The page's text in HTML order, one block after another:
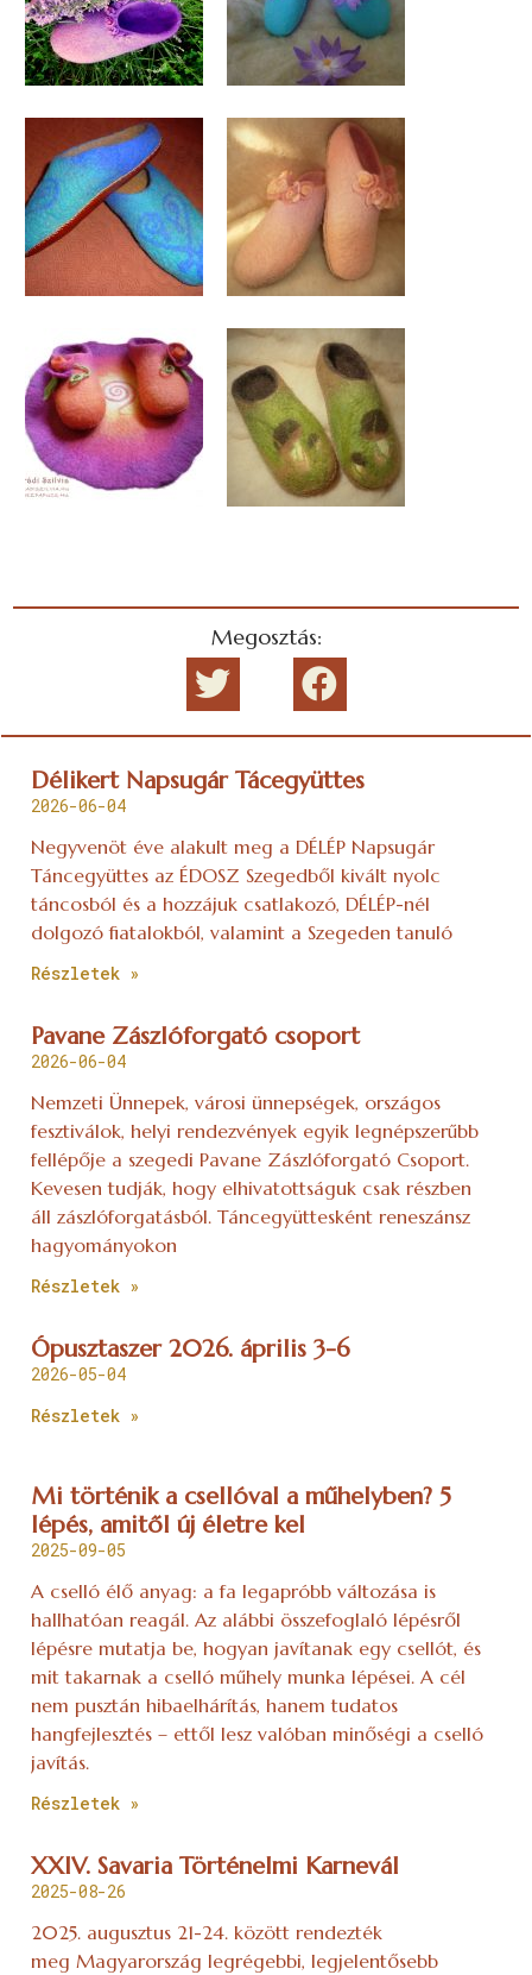
Megosztás:
Délikert Napsugár Tácegyüttes
2026-06-04
Negyvenöt éve alakult meg a DÉLÉP Napsugár
Táncegyüttes az ÉDOSZ Szegedből kivált nyolc
táncosból és a hozzájuk csatlakozó, DÉLÉP-nél
dolgozó fiatalokból, valamint a Szegeden tanuló
Részletek »
Pavane Zászlóforgató csoport
2026-06-04
Nemzeti Ünnepek, városi ünnepségek, országos
fesztiválok, helyi rendezvények egyik legnépszerűbb
fellépője a szegedi Pavane Zászlóforgató Csoport.
Kevesen tudják, hogy elhivatottságuk csak részben
áll zászlóforgatásból. Táncegyüttesként reneszánsz
hagyományokon
Részletek »
Ópusztaszer 2026. április 3-6
2026-05-04
Részletek »
Mi történik a csellóval a műhelyben? 5
lépés, amitől új életre kel
2025-09-05
A cselló élő anyag: a fa legapróbb változása is
hallhatóan reagál. Az alábbi összefoglaló lépésről
lépésre mutatja be, hogyan javítanak egy csellót, és
mit takarnak a cselló műhely munka lépései. A cél
nem pusztán hibaelhárítás, hanem tudatos
hangfejlesztés – ettől lesz valóban minőségi a cselló
javítás.
Részletek »
XXIV. Savaria Történelmi Karnevál
2025-08-26
2025. augusztus 21-24. között rendezték
meg Magyarország legrégebbi, legjelentősebb